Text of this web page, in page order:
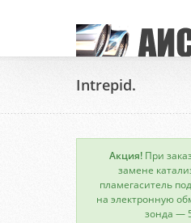
Intrepid.
Акция! При
замене
пламегаситель
на электронную
зонда —